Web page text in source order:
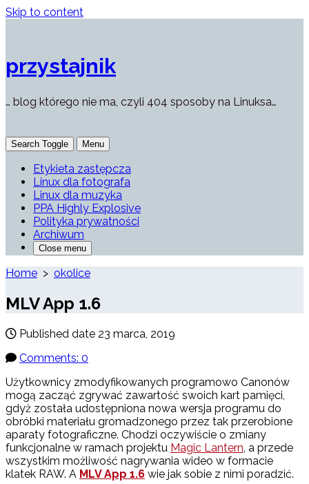
Skip to content
przystajnik
… blog którego nie ma, czyli 404 sposoby na Linuksa…
Search Toggle Menu
Etykieta zastępcza
Linux dla fotografa
Linux dla muzyka
PPA Highly Explosive
Polityka prywatności
Archiwum
Close menu
Home > okolice
MLV App 1.6
Published date 23 marca, 2019
Comments: 0
Użytkownicy zmodyfikowanych programowo Canonów
mogą zacząć zgrywać zawartość swoich kart pamięci,
gdyż została udostępniona nowa wersja programu do
obróbki materiału gromadzonego przez tak przerobione
aparaty fotograficzne. Chodzi oczywiście o zmiany
funkcjonalne w ramach projektu Magic Lantern, a przede
wszystkim możliwość nagrywania wideo w formacie
klatek RAW. A MLV App 1.6 wie jak sobie z nimi poradzić.